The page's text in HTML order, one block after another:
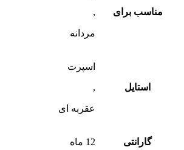
مناسب برای
,
مردانه
استایل
اسپرت
,
عقربه ای
گارانتی 12 ماه